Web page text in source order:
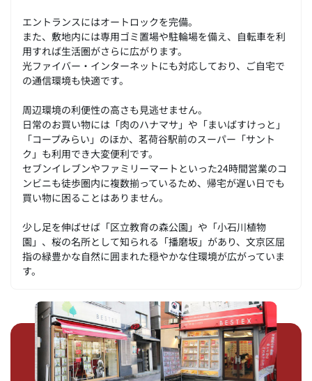
エントランスにはオートロックを完備。
また、敷地内には専用ゴミ置場や駐輪場を備え、自転車を利
用すれば生活圏がさらに広がります。
光ファイバー・インターネットにも対応しており、ご自宅で
の通信環境も快適です。
周辺環境の利便性の高さも見逃せません。
日常のお買い物には「肉のハナマサ」や「まいばすけっと」
「コープみらい」のほか、茗荷谷駅前のスーパー「サント
ク」も利用でき大変便利です。
セブンイレブンやファミリーマートといった24時間営業のコ
ンビニも徒歩圏内に複数揃っているため、帰宅が遅い日でも
買い物に困ることはありません。
少し足を伸ばせば「区立教育の森公園」や「小石川植物
園」、桜の名所として知られる「播磨坂」があり、文京区屈
指の緑豊かな自然に囲まれた穏やかな住環境が広がっていま
す。